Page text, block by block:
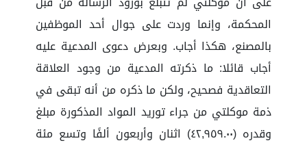
المحكمة، وإنما وردت على جوال أحد الموظفين
بالمصنع، هكذا أجاب. وبعرض دعوى المدعية عليه
أجاب قائلا: ما ذكرته المدعية من وجود العلاقة
التعاقدية فصحيح، ولكن ما ذكره من أنه تبقى في
ذمة موكلتي من جراء توريد المواد المذكورة مبلغ
وقدره (٤٢,٩٥٩.٠٠) اثنان وأربعون ألفًا وتسع مئة